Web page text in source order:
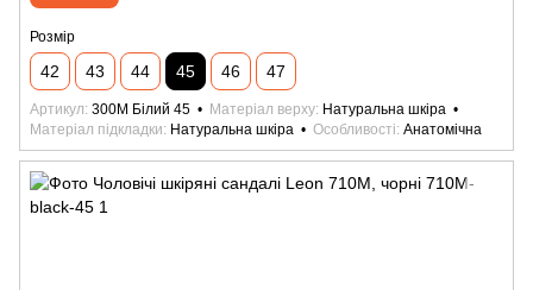
Розмір
42 43 44 45 46 47
Артикул 300M Білий 45 Матеріал верху Натуральна шкіра
Матеріал підкладки
Натуральна шкіра Особливості Анатомічна